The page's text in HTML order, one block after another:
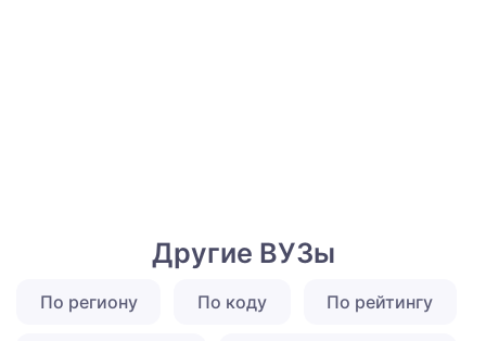
Другие ВУЗы
По региону По коду По рейтингу